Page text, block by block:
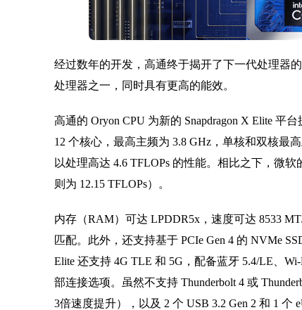
经过数年的开发，高通终于揭开了下一代处理器
处理器之一，同时具有更高的能效。
高通的 Oryon CPU 为新的 Snapdragon X Elite 平
12 个核心，最高主频为 3.8 GHz，单核和双核最
以处理高达 4.6 TFLOPs 的性能。相比之下，微软
则为 12.15 TFLOPs）。
内存（RAM）可达 LPDDR5x，速度可达 8533
匹配。此外，还支持基于 PCIe Gen 4 的 NVMe
Elite 还支持 4G TLE 和 5G，配备蓝牙 5.4/LE、
部连接选项。虽然不支持 Thunderbolt 4 或
3倍速度提升），以及 2 个 USB 3.2 Gen 2 和 1 个